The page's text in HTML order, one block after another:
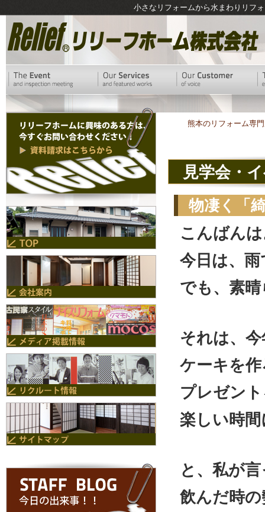
小さなリフォームから水まわりリフ
熊本のリフォーム専
見学会・
物凄く「
こんばん
今日は、
でも、素
それは、
ケーキを
プレゼン
楽しい時
と、私が
飲んだ時